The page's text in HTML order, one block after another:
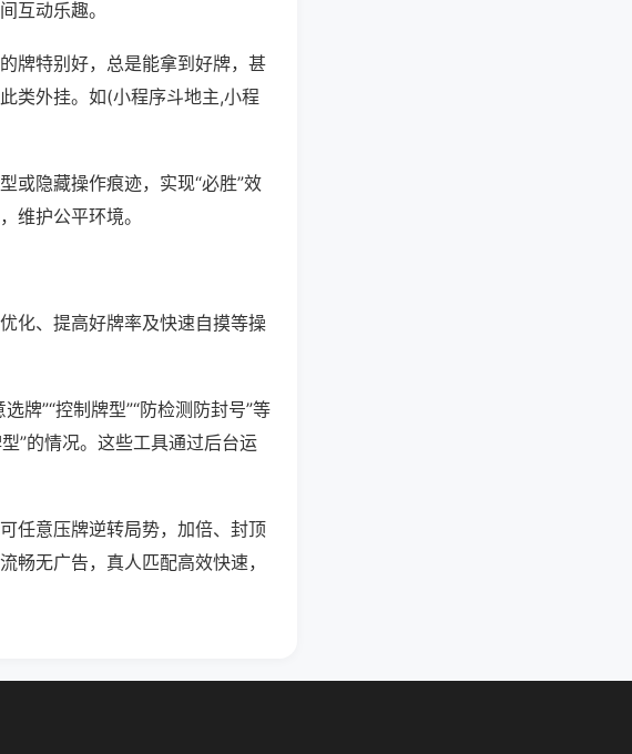
互动乐趣。
牌特别好，总是能拿到好牌，甚
类外挂。如(小程序斗地主,小程
或隐藏操作痕迹，实现“必胜”效
维护公平环境。
化、提高好牌率及快速自摸等操
牌”“控制牌型”“防检测防封号”等
”的情况。这些工具通过后台运
任意压牌逆转局势，加倍、封顶
畅无广告，真人匹配高效快速，